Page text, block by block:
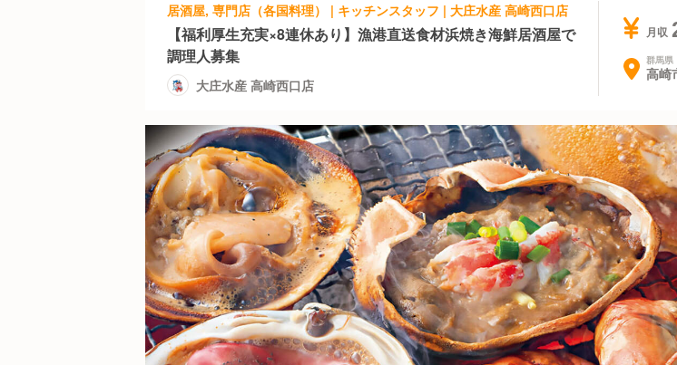
居酒屋, 専門店（各国料理） | キッチンスタッフ | 大庄水産 高崎西口店
【福利厚生充実×8連休あり】漁港直送食材浜焼き海鮮居酒屋で
調理人募集
大庄水産 高崎西口店
月収
群馬県
高崎